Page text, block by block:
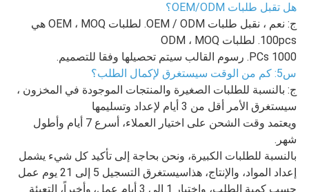
هل تقبل طلبات OEM/ODM؟
ج: نعم ، نقبل طلبات OEM / ODM. لطلبات OEM ، MOQ هي
100pcs. لطلبات ODM ، MOQ
1000 PCs. رسوم القالب سيتم تحصيلها وفقا للتصميم.
س5: كم من الوقت سيستغرق لإكمال الطلب؟
ج: بالنسبة للطلبات الصغيرة والمنتجات الموجودة في المخزون ،
سيستغرق الأمر أقل من 3 أيام لإعداد وتسليمها
ويعتمد وقت الشحن على اختيار العملاء، أسرع 7 أيام وأطول
شهر.
بالنسبة للطلبات الكبيرة، ونحن بحاجة إلى تأكيد كل شيء يشمل
إعداد المواد، والإنتاج، هذا
سيستغرق التسجيل 5 إلى 21 يوم عمل
حسب كمية الطلب، واختبار 1 إلى 3 أيام عمل،
وأخيراً، التعبئة